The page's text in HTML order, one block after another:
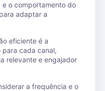
e o comportamento do
adaptar a
eficiente é a
cada canal,
relevante e engajador
a frequência e o